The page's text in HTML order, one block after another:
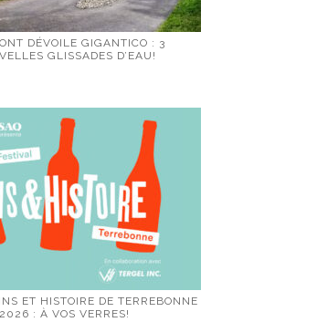
DÉVOILE GIGANTICO : 3
GLISSADES D’EAU!
ET HISTOIRE DE TERREBONNE
2026 : À VOS VERRES!